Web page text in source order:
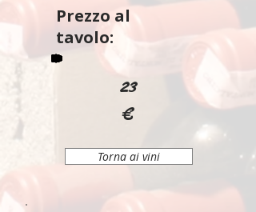
Prezzo al
tavolo:
23
€
Torna ai vini